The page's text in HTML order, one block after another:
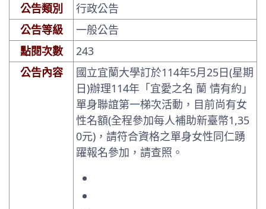
公告類別
行政公告
公告等級
一般公告
點閱次數
243
公告內容
國立宜蘭大學訂於114年5月25日(星期
日)辦理114年「宜愛之名 蘭 情有約」
單身聯誼第一梯次活動，目前尚有女
性名額(全程參加每人補助新臺幣1,35
0元)，請符合資格之單身女性同仁踴
躍報名參加，請查照。